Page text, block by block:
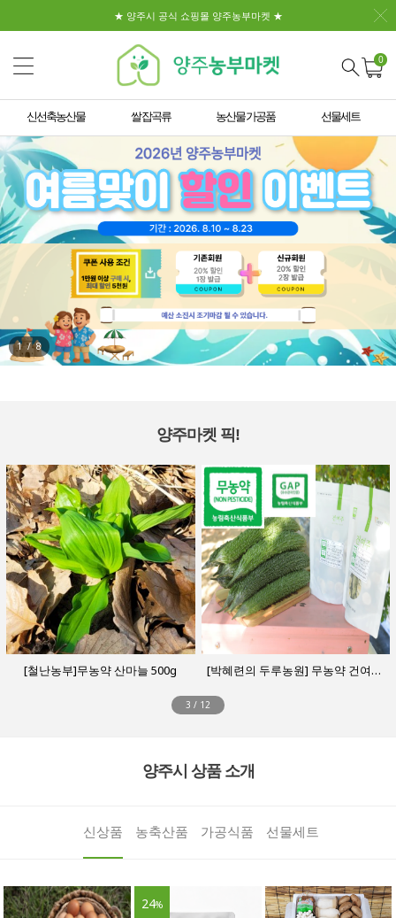
★ 양주시 공식 쇼핑몰 양주농부마켓 ★
0
신선축농산물 쌀 잡곡류 농산물 가공품 선물세트
1 / 8
양주마켓 픽!
[철난농부]무농약 산마늘 500g
  [박혜련의 두루농원] 무농약 건여주 500g, 국내산
3 / 12
양주시 상품 소개
신상품 농축산품 가공식품 선물세트
24%